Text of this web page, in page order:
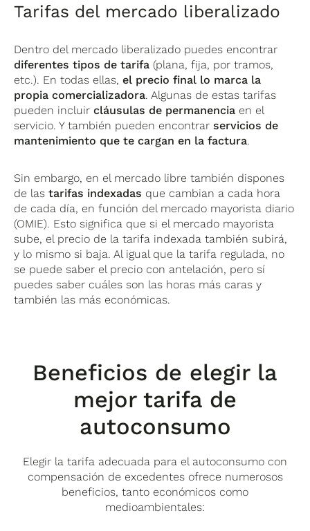
Tarifas del mercado liberalizado
Dentro del mercado liberalizado puedes encontrar
diferentes tipos de tarifa (plana, fija, por tramos,
etc.). En todas ellas,el precio final lo marca la
propia comercializadora. Algunas de estas tarifas
pueden incluircláusulas de permanencia en el
servicio. Y también pueden encontrarservicios de
mantenimiento que te cargan en la factura.
Sin embargo, en el mercado libre también dispones
de lastarifas indexadas que cambian a cada hora
de cada día, en función del mercado mayorista diario
(OMIE). Esto significa que si el mercado mayorista
sube, el precio de la tarifa indexada también subirá,
y lo mismo si baja. Al igual que la tarifa regulada, no
se puede saber el precio con antelación, pero sí
puedes saber cuáles son las horas más caras y
también las más económicas.
Beneficios de elegir la
mejor tarifa de
autoconsumo
Elegir la tarifa adecuada para el autoconsumo con
compensación de excedentes ofrece numerosos
beneficios, tanto económicos como
medioambientales: